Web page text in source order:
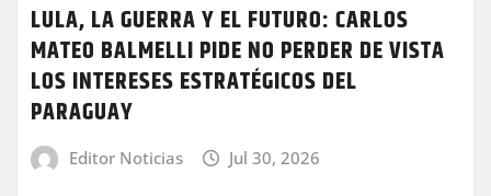
LULA, LA GUERRA Y EL FUTURO: CARLOS
MATEO BALMELLI PIDE NO PERDER DE VISTA
LOS INTERESES ESTRATÉGICOS DEL
PARAGUAY
Editor Noticias Jul 30, 2026